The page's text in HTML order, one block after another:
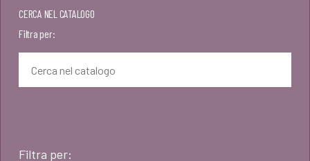
CERCA NEL CATALOGO
Filtra per:
Filtra per: